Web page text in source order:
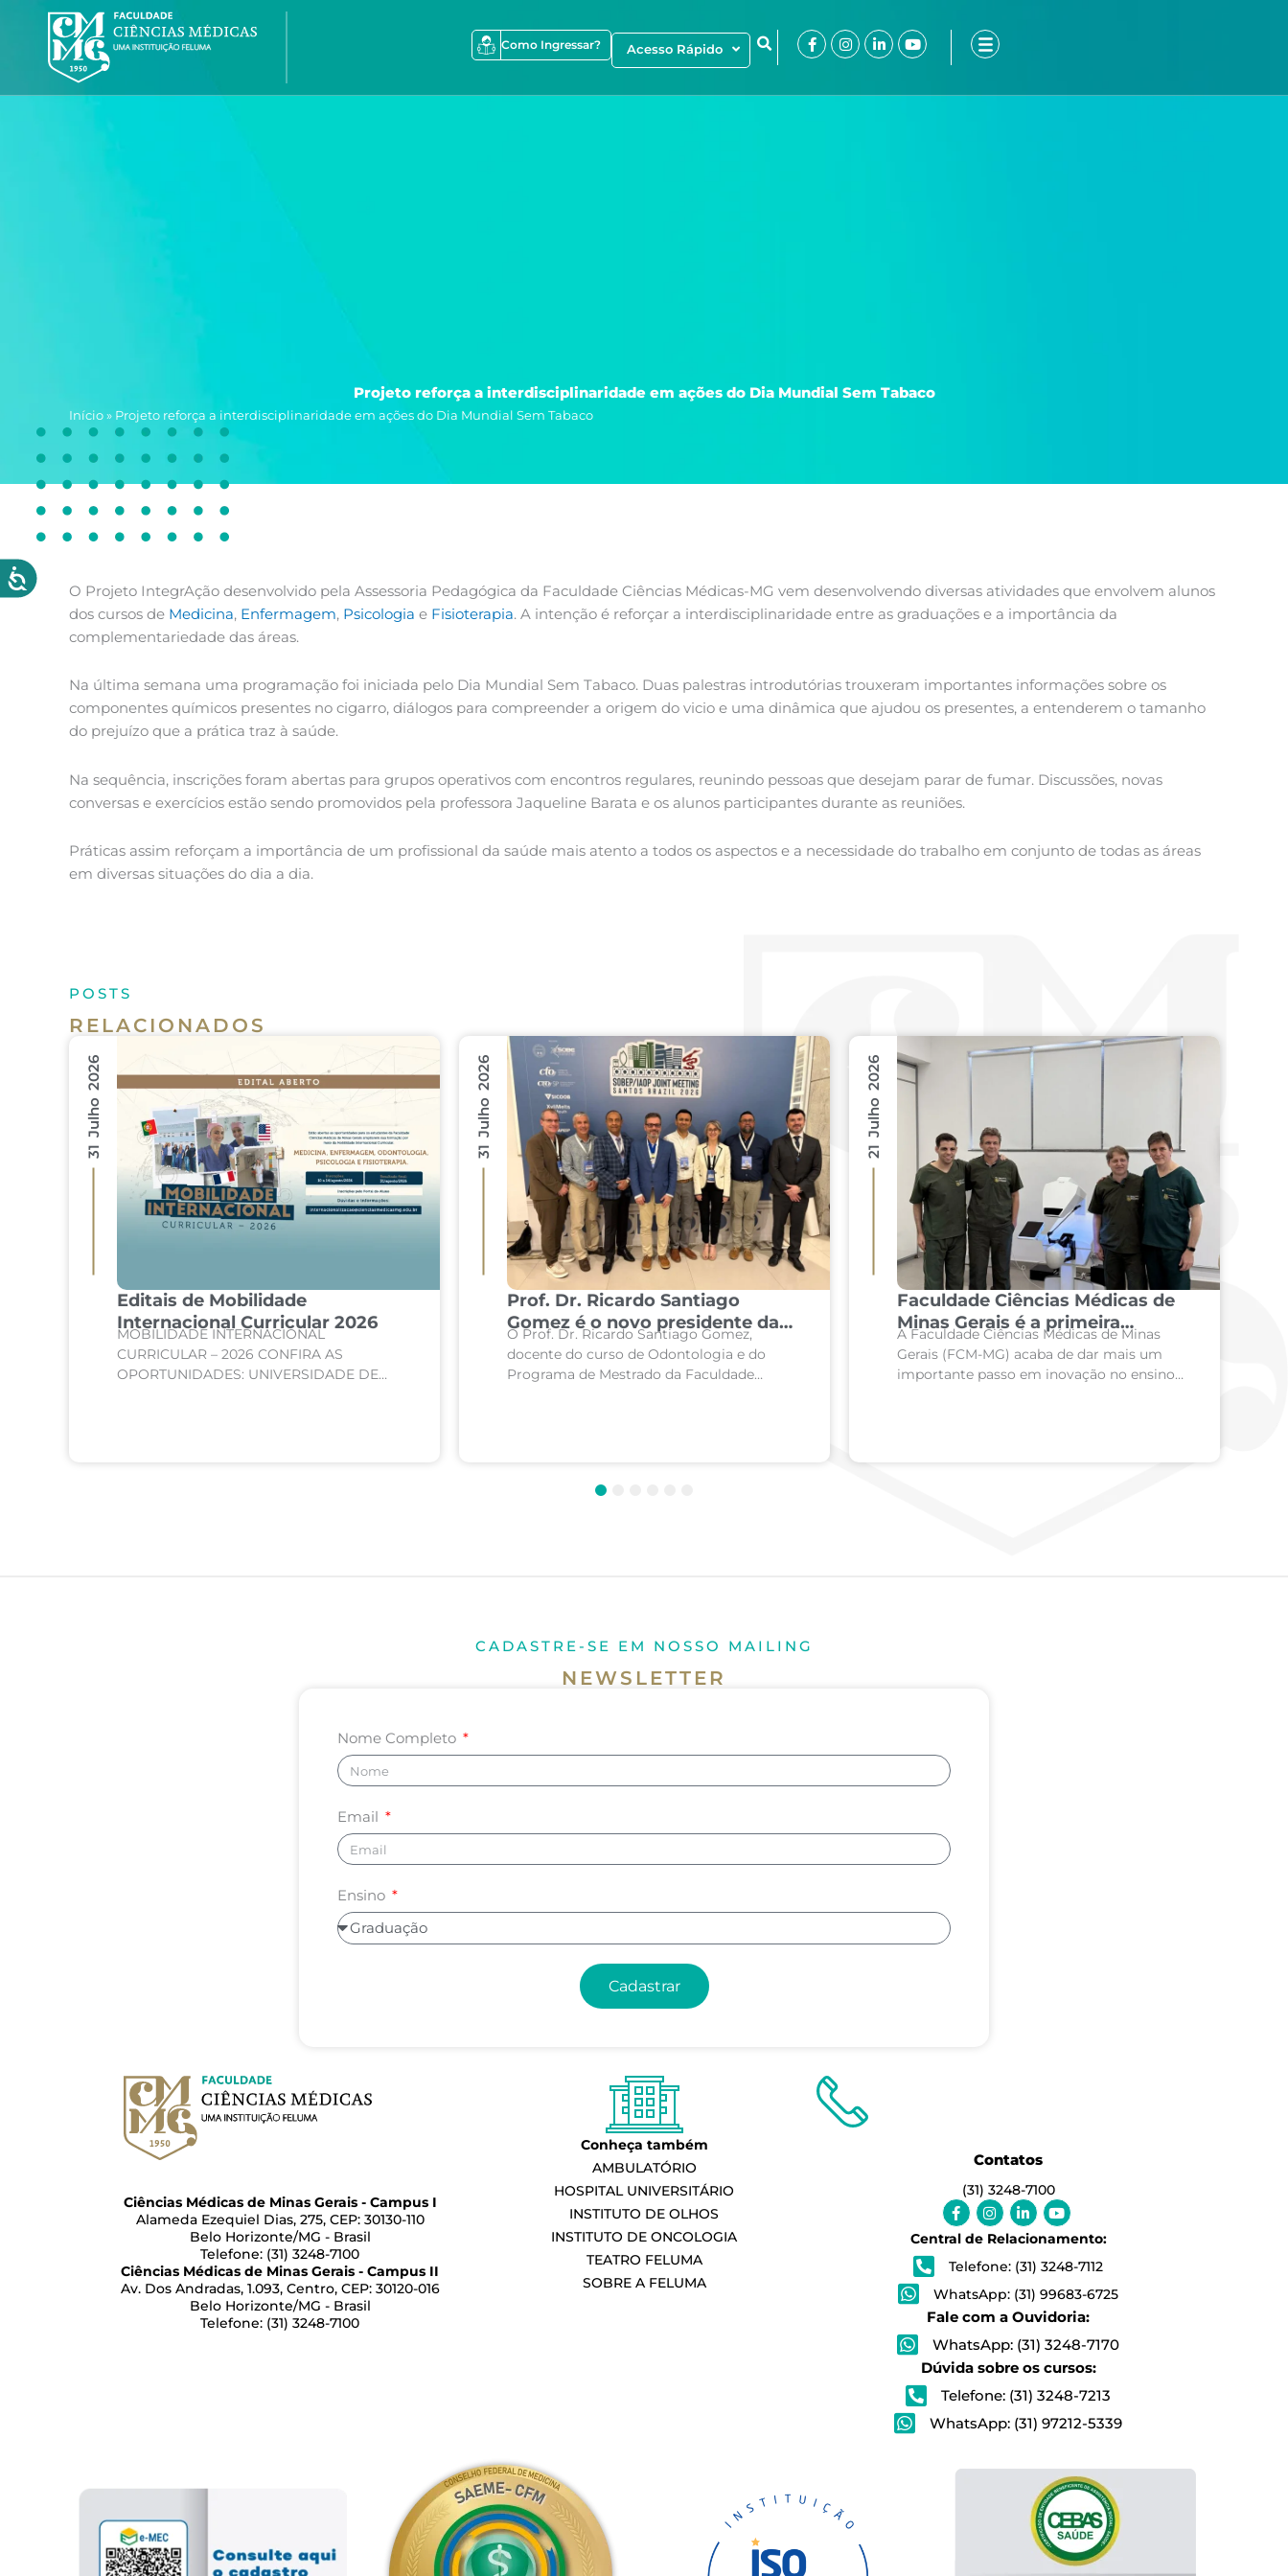
conteúdo
Como Ingressar? Acesso Rápido
Facebook-
f
Instagram
Linkedin-
in
Youtube
Projeto reforça a interdisciplinaridade em ações do Dia Mundial Sem Tabaco
Início » Projeto reforça a interdisciplinaridade em ações do Dia Mundial Sem Tabaco
O Projeto IntegrAção desenvolvido pela Assessoria Pedagógica da Faculdade Ciências Médicas-MG vem desenvolvendo diversas atividades que envolvem alunos
dos cursos de Medicina, Enfermagem, Psicologia e Fisioterapia. A intenção é reforçar a interdisciplinaridade entre as graduações e a importância da
complementariedade das áreas.
Na última semana uma programação foi iniciada pelo Dia Mundial Sem Tabaco. Duas palestras introdutórias trouxeram importantes informações sobre os
componentes químicos presentes no cigarro, diálogos para compreender a origem do vicio e uma dinâmica que ajudou os presentes, a entenderem o tamanho
do prejuízo que a prática traz à saúde.
Na sequência, inscrições foram abertas para grupos operativos com encontros regulares, reunindo pessoas que desejam parar de fumar. Discussões, novas
conversas e exercícios estão sendo promovidos pela professora Jaqueline Barata e os alunos participantes durante as reuniões.
Práticas assim reforçam a importância de um profissional da saúde mais atento a todos os aspectos e a necessidade do trabalho em conjunto de todas as áreas
em diversas situações do dia a dia.
POSTS
RELACIONADOS
Editais de Mobilidade
Internacional Curricular 2026
MOBILIDADE INTERNACIONAL
CURRICULAR – 2026 CONFIRA AS
OPORTUNIDADES: UNIVERSIDADE DE
31 Julho 2026
Prof. Dr. Ricardo Santiago
Gomez é o novo presidente da
principal associação mundial de
Patologia Oral e Maxilofacial
O Prof. Dr. Ricardo Santiago Gomez,
docente do curso de Odontologia e do
Programa de Mestrado da Faculdade
31 Julho 2026
Faculdade Ciências Médicas de
Minas Gerais é a primeira
instituição de ensino do Brasil a
adquirir o simulador
odontológico SIMtoCARE
A Faculdade Ciências Médicas de Minas
Gerais (FCM-MG) acaba de dar mais um
importante passo em inovação no ensino
21 Julho 2026
4
CADASTRE-SE EM NOSSO MAILING
NEWSLETTER
Nome Completo
Email
Ensino
Cadastrar
Ciências Médicas de Minas Gerais - Campus I
Alameda Ezequiel Dias, 275, CEP: 30130-110
Belo Horizonte/MG - Brasil
Telefone: (31) 3248-7100
Ciências Médicas de Minas Gerais - Campus II
Av. Dos Andradas, 1.093, Centro, CEP: 30120-016
Belo Horizonte/MG - Brasil
Telefone: (31) 3248-7100
Conheça também
AMBULATÓRIO
HOSPITAL UNIVERSITÁRIO
INSTITUTO DE OLHOS
INSTITUTO DE ONCOLOGIA
TEATRO FELUMA
SOBRE A FELUMA
Contatos
(31) 3248-7100
Facebook-
f
Instagram
Linkedin-
in
Youtube
Central de Relacionamento:
Telefone: (31) 3248-7112
WhatsApp: (31) 99683-6725
Fale com a Ouvidoria:
WhatsApp: (31) 3248-7170
Dúvida sobre os cursos:
Telefone: (31) 3248-7213
WhatsApp: (31) 97212-5339